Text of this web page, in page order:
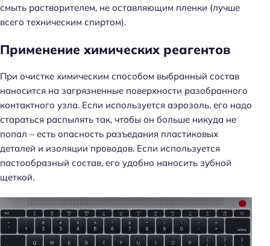
смыть растворителем, не оставляющим пленки (лучше
всего техническим спиртом).
Применение химических реагентов
При очистке химическим способом выбранный состав
наносится на загрязненные поверхности разобранного
контактного узла. Если используется аэрозоль, его надо
стараться распылять так, чтобы он больше никуда не
попал – есть опасность разъедания пластиковых
деталей и изоляции проводов. Если используется
пастообразный состав, его удобно наносить зубной
щеткой.
Н
а
й
т
и